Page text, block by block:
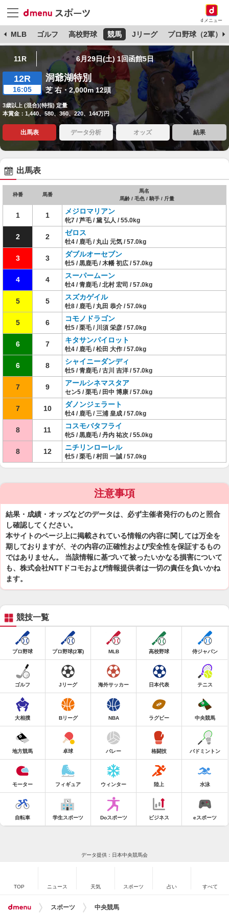
dメニュー
MLB ゴルフ 高校野球 競馬 Jリーグ プロ野球（2軍）
11R 6月29日(土) 1回函館5日
12R
16:05
洞爺湖特別
芝 右・2,000m 12頭
3歳以上 (混合)(特指) 定量
本賞金：1,440、580、360、220、144万円
出馬表 データ分析 オッズ 結果
出馬表
枠番 馬番
馬名
馬齢 / 毛色 / 騎手 / 斤量
1 1 メジロマリアン
牝7 / 芦毛 / 黛 弘人 / 55.0kg
2 2 ゼロス
牡4 / 鹿毛 / 丸山 元気 / 57.0kg
3 3 ダブルオーセブン
牡5 / 黒鹿毛 / 木幡 初広 / 57.0kg
4 4 スーパームーン
牡4 / 青鹿毛 / 北村 宏司 / 57.0kg
5 5 スズカゲイル
牡8 / 鹿毛 / 丸田 恭介 / 57.0kg
5 6 コモノドラゴン
牡5 / 栗毛 / 川須 栄彦 / 57.0kg
6 7 キタサンパイロット
牡4 / 鹿毛 / 松田 大作 / 57.0kg
6 8 シャイニーダンディ
牡5 / 青鹿毛 / 古川 吉洋 / 57.0kg
7 9 アールシネマスタア
セン5 / 栗毛 / 田中 博康 / 57.0kg
7 10 ダノンジェラート
牡4 / 鹿毛 / 三浦 皇成 / 57.0kg
8 11 コスモバタフライ
牝5 / 黒鹿毛 / 丹内 祐次 / 55.0kg
8 12 ニチリンローレル
牡5 / 栗毛 / 村田 一誠 / 57.0kg
注意事項
結果・成績・オッズなどのデータは、必ず主催者発行のものと照合
し確認してください。
本サイトのページ上に掲載されている情報の内容に関しては万全を
期しておりますが、その内容の正確性および安全性を保証するもの
ではありません。 当該情報に基づいて被ったいかなる損害について
も、株式会社NTTドコモおよび情報提供者は一切の責任を負いかね
ます。
競技一覧
プロ野球 プロ野球(2軍) MLB 高校野球 侍ジャパン
ゴルフ Jリーグ 海外サッカー 日本代表 テニス
大相撲 Bリーグ NBA ラグビー 中央競馬
地方競馬 卓球 バレー 格闘技 バドミントン
モーター フィギュア ウィンター 陸上 水泳
自転車 学生スポーツ Doスポーツ ビジネス eスポーツ
データ提供：日本中央競馬会
TOP ニュース 天気 スポーツ 占い すべて
スポーツ 中央競馬